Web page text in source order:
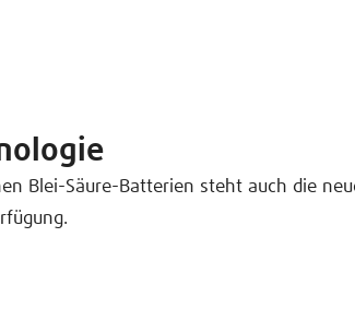
Blei-Säure-Batterien steht auch die